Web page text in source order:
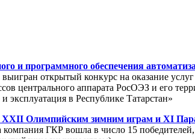
и программного обеспечения
открытый конкурс на оказание
центрального аппарата РосОЭЗ и его
в Республике Татарстан»
XXII Олимпийским зимним играм и XI
компания ГКР вошла в число 15